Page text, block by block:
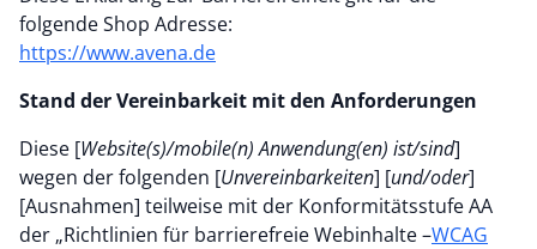
folgende Shop Adresse:
https://www.avena.de
Stand der Vereinbarkeit mit den Anforderungen
Diese [Website(s)/mobile(n) Anwendung(en) ist/sind]
wegen der folgenden [Unvereinbarkeiten] [und/oder]
[Ausnahmen] teilweise mit der Konformitätsstufe AA
der „Richtlinien für barrierefreie Webinhalte –WCAG